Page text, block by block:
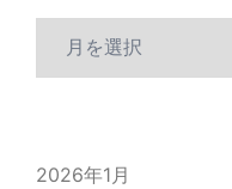
2026年1月